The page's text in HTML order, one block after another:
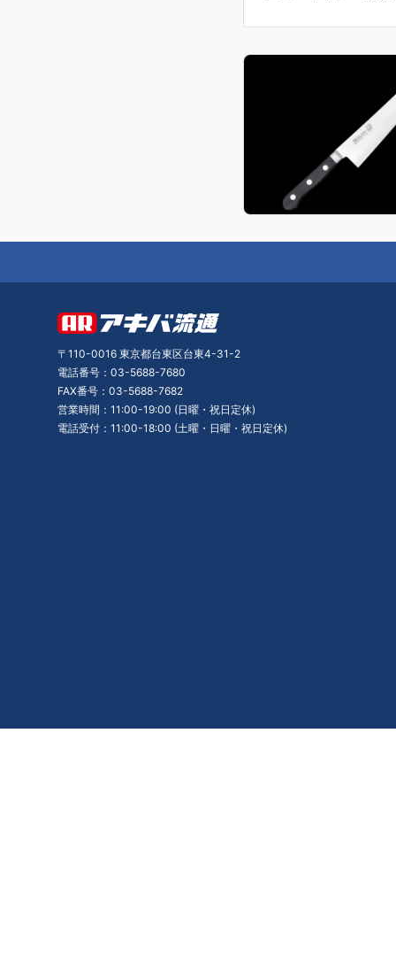
〒110-0016 東京都台東区台東4-31-2
電話番号：03-5688-7680
FAX番号：03-5688-7682
営業時間：11:00-19:00 (日曜・祝日定休)
電話受付：11:00-18:00 (土曜・日曜・祝日定休)